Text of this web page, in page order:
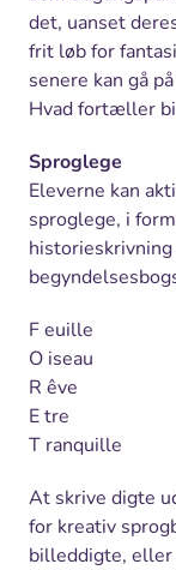
det, uanset
frit løb for
senere kan gå
Hvad fortæller
Sproglege
Eleverne kan
sproglege, i
F euille
O iseau
R êve
E tre
T ranquille
At skrive digte
for kreativ
billeddigte,